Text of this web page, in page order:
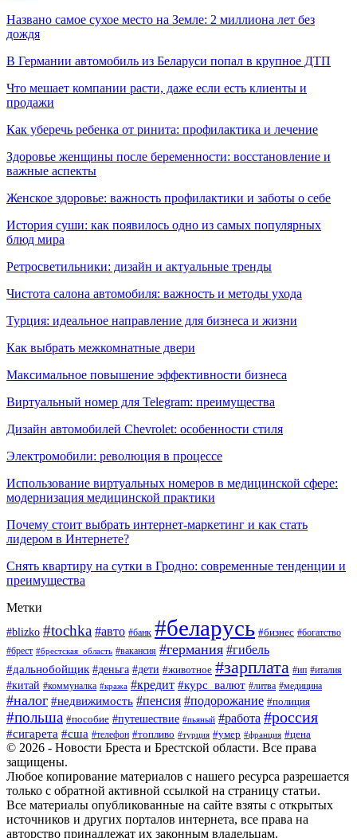
Названо самое сухое место на Земле: 2 миллиона лет без
дождя
В Германии автомобиль из Беларуси попал в крупное ДТП
Что мешает компании расти, даже если есть клиенты и
продажи
Как уберечь ребенка от ринита: профилактика и лечение
Здоровье женщины после беременности: восстановление и
важные аспекты
Женское здоровье: важность профилактики и заботы о себе
История суши: как появилось одно из самых популярных
блюд мира
Ретросветильники: дизайн и актуальные тренды
Чистота салона автомобиля: важность и методы ухода
Турция: идеальное направление для бизнеса и жизни
Как выбрать межкомнатные двери
Максимальное повышение эффективности бизнеса
Виртуальный номер для Telegram: преимущества
Дизайн автомобилей Chevrolet: особенности стиля
Электромобили: революция в процессе
Использование виртуальных номеров в медицинской сфере:
модернизация медицинской практики
Почему стоит выбрать интернет-маркетинг и как стать
лидером в Интернете?
Снять квартиру на сутки в Гродно: современные тенденции и
преимущества
Метки
#blizko #tochka #авто #банк #беларусь #бизнес #богатство
#брест #брестская_область #вакансия #германия #гибель
#дальнобойщик #деньга #дети #животное #зарплата #ип #италия
#китай #коммуналка #кража #кредит #курс_валют #литва #медицина
#налог #недвижимость #пенсия #подорожание #полиция
#польша #пособие #путешествие #пьяный #работа #россия
#сигарета #сша #телефон #топливо #турция #умер #франция #цена
© 2026 - Новости Бреста и Брестской области. Все права
защищены.
Любое копирование материалов с нашего ресурса разрешается
только с обратной активной ссылкой на страницу статьи.
Все материалы опубликованные на сайте взяты с открытых
источников и других порталов интернета, все права на
авторство принадлежат их законным владельцам.